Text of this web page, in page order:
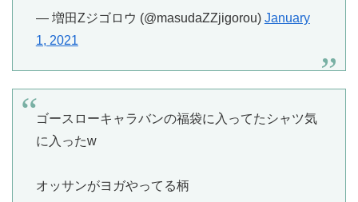
— 増田Zジゴロウ (@masudaZZjigorou) January
1, 2021
ゴースローキャラバンの福袋に入ってたシャツ気
に入ったw
オッサンがヨガやってる柄